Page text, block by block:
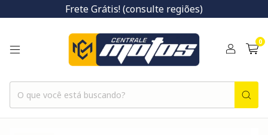
Frete Grátis! (consulte regiões)
0